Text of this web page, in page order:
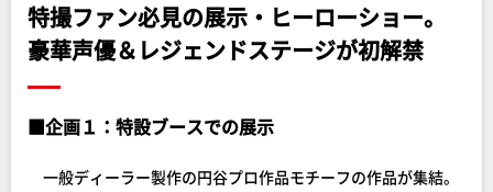
特撮ファン必見の展示・ヒーローショー。
豪華声優＆レジェンドステージが初解禁
■企画１：特設ブースでの展示
一般ディーラー製作の円谷プロ作品モチーフの作品が集結。